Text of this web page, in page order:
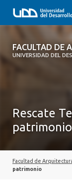
FACULTAD DE
UNIVERSIDAD DEL
FACULTAD DE
CARRERA
MAGÍSTER
Rescate
patrimonio
Facultad de
patrimonio